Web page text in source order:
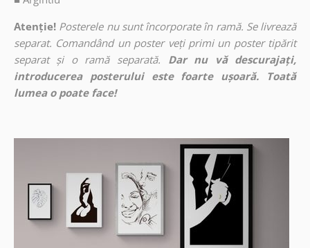
Atenție! Posterele nu sunt încorporate în ramă. Se livrează
separat. Comandând un poster veți primi un poster tipărit
separat și o ramă separată.
Dar nu vă descurajați,
introducerea posterului este foarte ușoară. Toată
lumea o poate face!